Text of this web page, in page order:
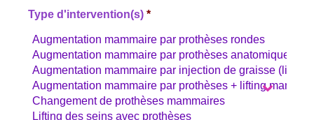
Type d'intervention(s) *